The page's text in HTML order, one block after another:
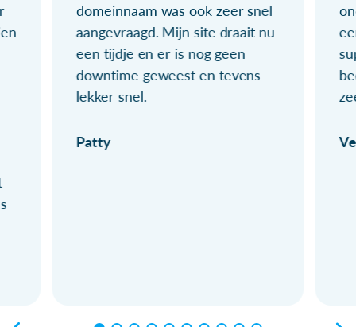
domeinnaam was ook zeer snel
aangevraagd. Mijn site draait nu
een tijdje en er is nog geen
downtime geweest en tevens
lekker snel.
Patty